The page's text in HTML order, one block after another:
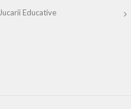
Jucarii Educative